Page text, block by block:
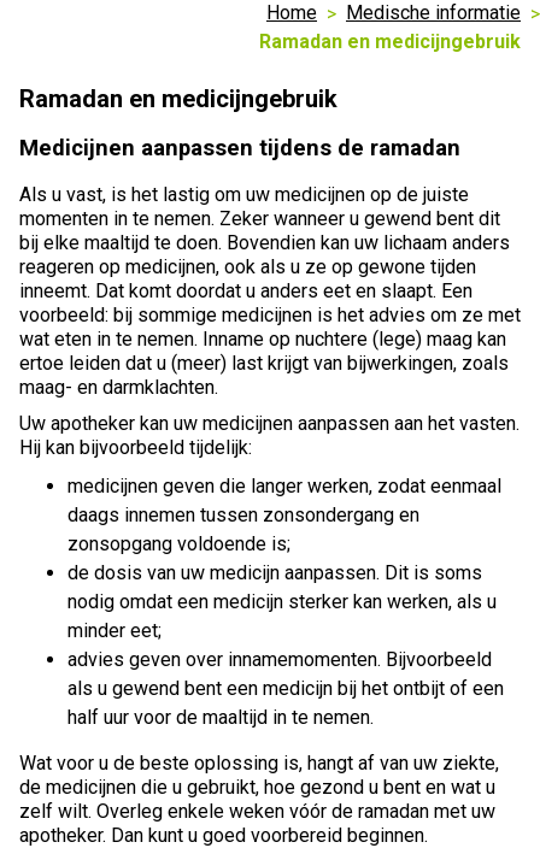
Home
Medische informatie
Ramadan en medicijngebruik
Ramadan en medicijngebruik
Medicijnen aanpassen tijdens de ramadan
Als u vast, is het lastig om uw medicijnen op de juiste
momenten in te nemen. Zeker wanneer u gewend bent dit
bij elke maaltijd te doen. Bovendien kan uw lichaam anders
reageren op medicijnen, ook als u ze op gewone tijden
inneemt. Dat komt doordat u anders eet en slaapt. Een
voorbeeld: bij sommige medicijnen is het advies om ze met
wat eten in te nemen. Inname op nuchtere (lege) maag kan
ertoe leiden dat u (meer) last krijgt van bijwerkingen, zoals
maag- en darmklachten.
Uw apotheker kan uw medicijnen aanpassen aan het vasten.
Hij kan bijvoorbeeld tijdelijk:
medicijnen geven die langer werken, zodat eenmaal
daags innemen tussen zonsondergang en
zonsopgang voldoende is;
de dosis van uw medicijn aanpassen. Dit is soms
nodig omdat een medicijn sterker kan werken, als u
minder eet;
advies geven over innamemomenten. Bijvoorbeeld
als u gewend bent een medicijn bij het ontbijt of een
half uur voor de maaltijd in te nemen.
Wat voor u de beste oplossing is, hangt af van uw ziekte,
de medicijnen die u gebruikt, hoe gezond u bent en wat u
zelf wilt. Overleg enkele weken vóór de ramadan met uw
apotheker. Dan kunt u goed voorbereid beginnen.